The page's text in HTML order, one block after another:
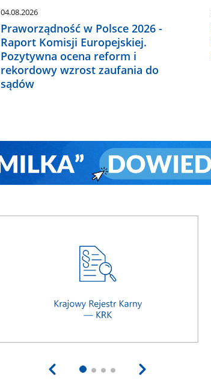
04.08.2026
Praworządność w Polsce 2026 -
Raport Komisji Europejskiej.
Pozytywna ocena reform i
rekordowy wzrost zaufania do
sądów